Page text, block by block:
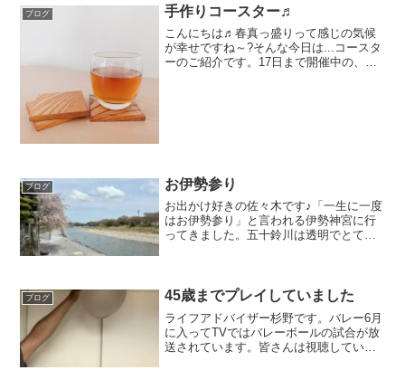
ートショックが心配だとい...
ブログ 手作りコースター♬
こんにちは♬春真っ盛りって感じの気候
が幸せですね～?そんな今日は...コースタ
ーのご紹介です。17日まで開催中の、マ
ブログ お伊勢参り
お出かけ好きの佐々木です♪「一生に一度
はお伊勢参り」と言われる伊勢神宮に行
ってきました。五十鈴川は透明でとても
代を再現した街並みでと...
ブログ 45歳までプレイしていました
ライフアドバイザー杉野です。バレー6月
に入ってTVではバレーボールの試合が放
送されています。皆さんは視聴していま